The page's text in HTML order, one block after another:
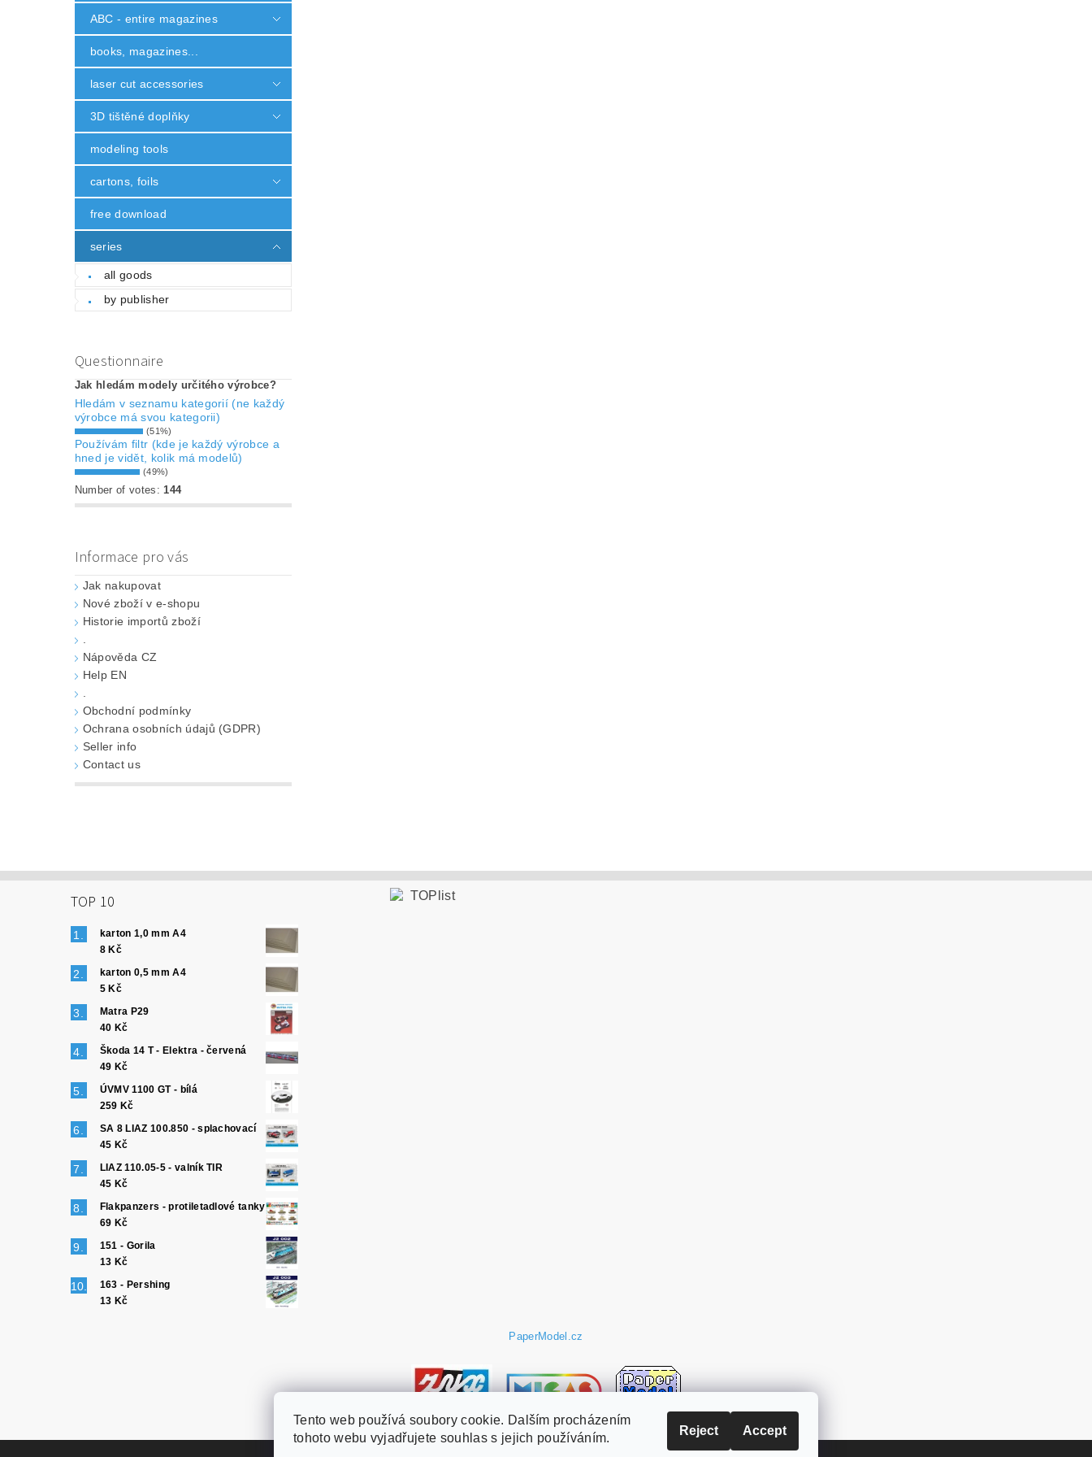
ABC - entire magazines
books, magazines...
laser cut accessories
3D tištěné doplňky
modeling tools
cartons, foils
free download
series
all goods
by publisher
Questionnaire
Jak hledám modely určitého výrobce?
Hledám v seznamu kategorií (ne každý
výrobce má svou kategorii)
(51%)
Používám filtr (kde je každý výrobce a
hned je vidět, kolik má modelů)
(49%)
Number of votes:144
Informace pro vás
Jak nakupovat
Nové zboží v e-shopu
Historie importů zboží
Nápověda CZ
Help EN
Obchodní podmínky
Ochrana osobních údajů (GDPR)
Seller info
Contact us
TOP 10
karton 1,0 mm A4
8 Kč
karton 0,5 mm A4
5 Kč
Matra P29
40 Kč
Škoda 14 T - Elektra - červená
49 Kč
ÚVMV 1100 GT - bílá
259 Kč
SA 8 LIAZ 100.850 - splachovací
45 Kč
LIAZ 110.05-5 - valník TIR
45 Kč
Flakpanzers - protiletadlové tanky
69 Kč
151 - Gorila
13 Kč
163 - Pershing
13 Kč
PaperModel.cz
Tento web používá soubory cookie. Dalším procházením
tohoto webu vyjadřujete souhlas s jejich používáním.
Reject Accept